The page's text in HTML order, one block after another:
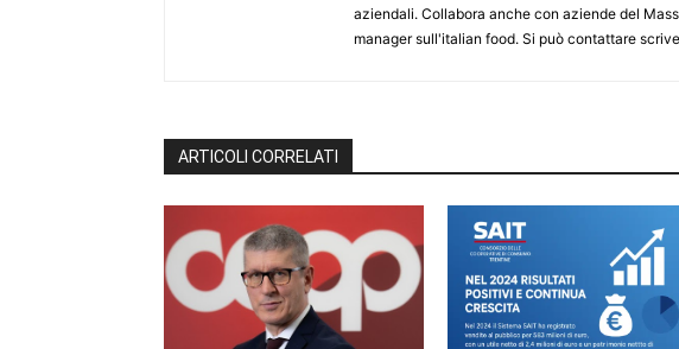
aziendali. Collabora anche con aziende del
manager sull'italian food. Si può contattare
ARTICOLI CORRELATI